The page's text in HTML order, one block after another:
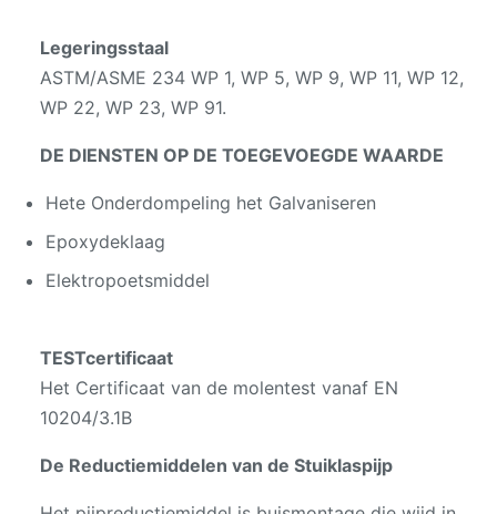
Legeringsstaal
ASTM/ASME 234 WP 1, WP 5, WP 9, WP 11, WP 12,
WP 22, WP 23, WP 91.
DE DIENSTEN OP DE TOEGEVOEGDE WAARDE
Hete Onderdompeling het Galvaniseren
Epoxydeklaag
Elektropoetsmiddel
TESTcertificaat
Het Certificaat van de molentest vanaf EN
10204/3.1B
De Reductiemiddelen van de Stuiklaspijp